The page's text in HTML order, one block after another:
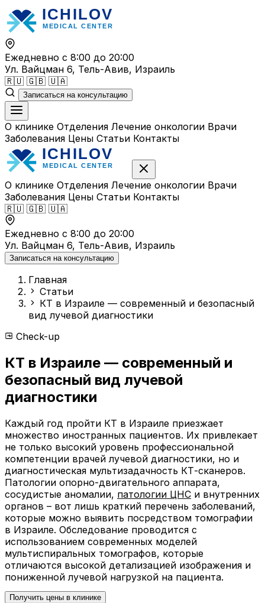
Перейти
к
содержимому
Ежедневно с 8:00 до 20:00
Ул. Вайцман 6, Тель-Авив, Израиль
🇷🇺 🇬🇧 🇺🇦
Записаться на консультацию
О клинике Отделения Лечение онкологии Врачи
Заболевания Цены Статьи Контакты
О клинике Отделения Лечение онкологии Врачи
Заболевания Цены Статьи Контакты
🇷🇺 🇬🇧 🇺🇦
Ежедневно с 8:00 до 20:00
Ул. Вайцман 6, Тель-Авив, Израиль
Записаться на консультацию
Главная
Статьи
КТ в Израиле — современный и безопасный
вид лучевой диагностики
Check-up
КТ в Израиле — современный и
безопасный вид лучевой
диагностики
Каждый год пройти КТ в Израиле приезжает
множество иностранных пациентов. Их привлекает
не только высокий уровень профессиональной
компетенции врачей лучевой диагностики, но и
диагностическая мультизадачность КТ-сканеров.
Патологии опорно-двигательного аппарата,
сосудистые аномалии, патологии ЦНС и внутренних
органов – вот лишь краткий перечень заболеваний,
которые можно выявить посредством томографии
в Израиле. Обследование проводится с
использованием современных моделей
мультиспиральных томографов, которые
отличаются высокой детализацией изображения и
пониженной лучевой нагрузкой на пациента.
Получить цены в клинике